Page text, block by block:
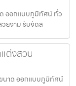
ออกแบบภูมิทัศน์ ทั่ว
วยงาม รับจัดส
ต่งสวน
นาด ออกแบบภูมิทัศน์